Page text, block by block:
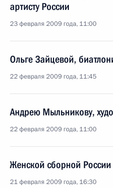
артисту России
23 февраля 2009 года, 11:00
Ольге Зайцевой,
22 февраля 2009 года, 11:45
Андрею Мыльникову,
22 февраля 2009 года, 11:00
Женской сборной России
21 февраля 2009 года, 16:30